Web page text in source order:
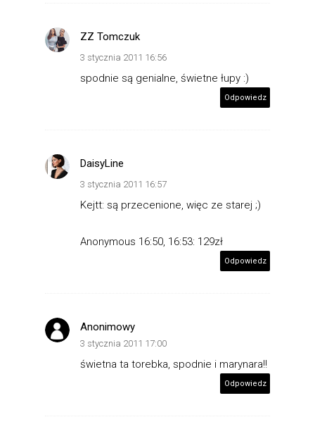
ZZ Tomczuk
3 stycznia 2011 16:56
spodnie są genialne, świetne łupy :)
Odpowiedz
DaisyLine
3 stycznia 2011 16:57
Kejtt: są przecenione, więc ze starej ;)
Anonymous 16:50, 16:53: 129zł
Odpowiedz
Anonimowy
3 stycznia 2011 17:00
świetna ta torebka, spodnie i marynara!!
Odpowiedz